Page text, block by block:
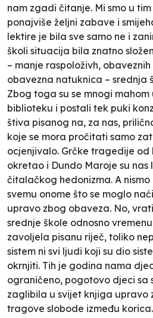
nam zgadi čitanje. Mi smo u
ponajviše željni zabave i
lektire je bila sve samo ne i
školi situacija bila znatno
– manje raspoloživh,
obavezna natuknica – srednja
Zbog toga su se mnogi
biblioteku i postali tek puki
štiva pisanog na, za nas,
koje se mora pročitati samo
ocjenjivalo. Grčke tragedije od
okretao i Dundo Maroje su
čitalačkog hedonizma. A
svemu onome što se moglo
upravo zbog obaveza. No,
srednje škole odnosno
zavoljela pisanu riječ, toliko
sistem ni svi ljudi koji su dio
okrnjiti. Tih je godina nama
ograničeno, pogotovo djeci sa
zaglibila u svijet knjiga upravo
tragove slobode između